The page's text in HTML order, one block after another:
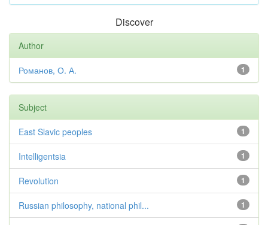
Discover
Author
1
Романов, О. А.
Subject
1
East Slavic peoples
1
Intelligentsia
1
Revolution
1
Russian philosophy, national phil...